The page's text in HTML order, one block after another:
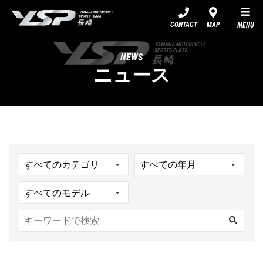
CONTACT MAP MENU
NEWS
ニュース